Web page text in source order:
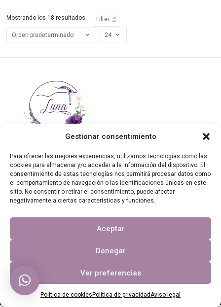
Gestionar consentimiento
Para ofrecer las mejores experiencias, utilizamos tecnologías como las
cookies para almacenar y/o acceder a la información del dispositivo. El
consentimiento de estas tecnologías nos permitirá procesar datos como
el comportamiento de navegación o las identificaciones únicas en este
sitio. No consentir o retirar el consentimiento, puede afectar
negativamente a ciertas características y funciones.
Aceptar
Denegar
Ver preferencias
Política de cookies Política de privacidadAviso legal
Mostrando los 18 resultados Filter
Contáctanos
Otros enlaces
Copyright 2023, Luna en busca del bienestar.
Página web financiada por el Programa KIT Digital. Plan de
Recuperación, Transformación y Resiliencia de España «Next
Generation EU». IMPORTE SUBVENCIONADO: 2.000,00€